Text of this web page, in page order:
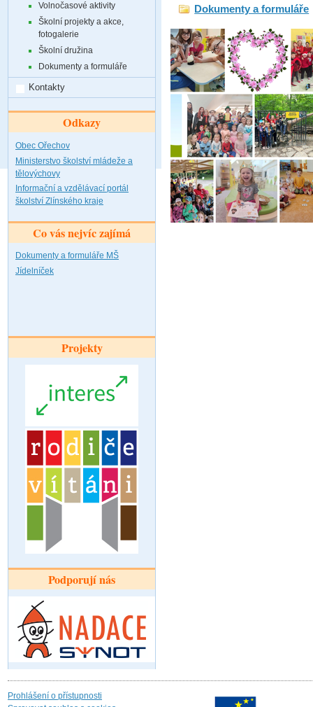
Volnočasové aktivity
Školní projekty a akce,
fotogalerie
Školní družina
Dokumenty a formuláře
Kontakty
Odkazy
Obec Ořechov
Ministerstvo školství mládeže a
tělovýchovy
Informační a vzdělávací portál
školství Zlínského kraje
Co vás nejvíc zajímá
Dokumenty a formuláře MŠ
Jídelníček
Projekty
Podporují nás
Dokumenty a formuláře
Prohlášení o přístupnosti